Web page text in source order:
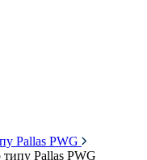
Pallas PWG
Pallas PWG